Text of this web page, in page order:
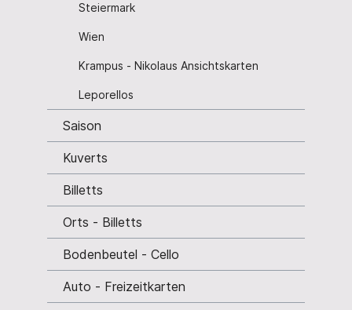
Steiermark
Wien
Krampus - Nikolaus Ansichtskarten
Leporellos
Saison
Kuverts
Billetts
Orts - Billetts
Bodenbeutel - Cello
Auto - Freizeitkarten